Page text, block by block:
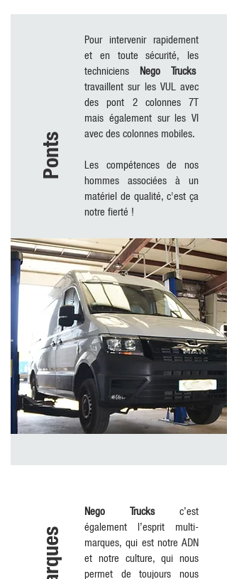
Ponts
Pour intervenir rapidement
et en toute sécurité, les
techniciens Nego Trucks
travaillent sur les VUL avec
des pont 2 colonnes 7T
mais également sur les VI
avec des colonnes mobiles.
Les compétences de nos
hommes associées à un
matériel de qualité, c'est ça
notre fierté !
Nego Trucksc’est
également l’esprit multi-
marques, qui est notre ADN
et notre culture, qui nous
permet de toujours nous